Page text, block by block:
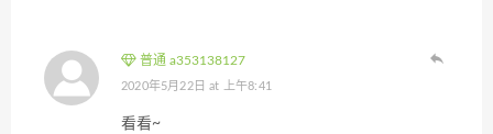
普通 a353138127
2020年5月22日 at 上午8:41
看看~